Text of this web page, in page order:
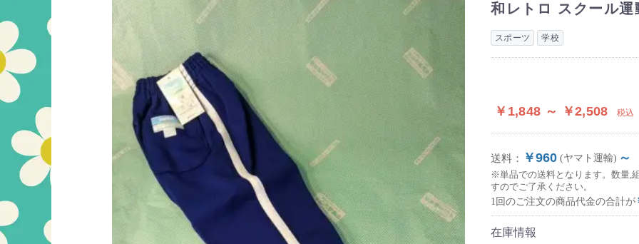
和レトロ スクール運
スポーツ 学校
￥1,848 ～ ￥2,508 税込
送料： ￥960 (ヤマト運輸) ～
※単品での送料となります。数量,
すのでご了承ください。
1回のご注文の商品代金の合計が
在庫情報